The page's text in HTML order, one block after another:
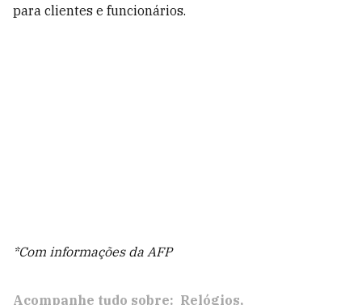
para clientes e funcionários.
*Com informações da AFP
Acompanhe tudo sobre: Relógios